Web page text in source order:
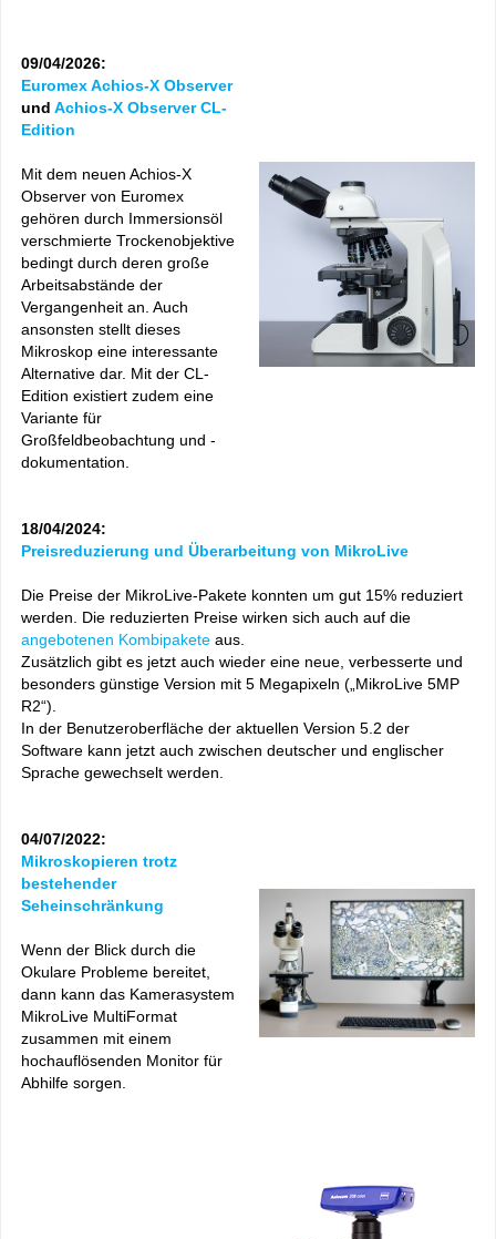
09/04/2026:
Euromex Achios-X Observer
und Achios-X Observer CL-
Edition
Mit dem neuen Achios-X
Observer von Euromex
gehören durch Immersionsöl
verschmierte Trockenobjektive
bedingt durch deren große
Arbeitsabstände der
Vergangenheit an. Auch
ansonsten stellt dieses
Mikroskop eine interessante
Alternative dar. Mit der CL-
Edition existiert zudem eine
Variante für
Großfeldbeobachtung und -
dokumentation.
18/04/2024:
Preisreduzierung und Überarbeitung von MikroLive
Die Preise der MikroLive-Pakete konnten um gut 15% reduziert
werden. Die reduzierten Preise wirken sich auch auf die
angebotenen Kombipaketeaus.
Zusätzlich gibt es jetzt auch wieder eine neue, verbesserte und
besonders günstige Version mit 5 Megapixeln („MikroLive 5MP
R2“).
In der Benutzeroberfläche der aktuellen Version 5.2 der
Software kann jetzt auch zwischen deutscher und englischer
Sprache gewechselt werden.
04/07/2022:
Mikroskopieren trotz
bestehender
Seheinschränkung
Wenn der Blick durch die
Okulare Probleme bereitet,
dann kann das Kamerasystem
MikroLive MultiFormat
zusammen mit einem
hochauflösenden Monitor für
Abhilfe sorgen.